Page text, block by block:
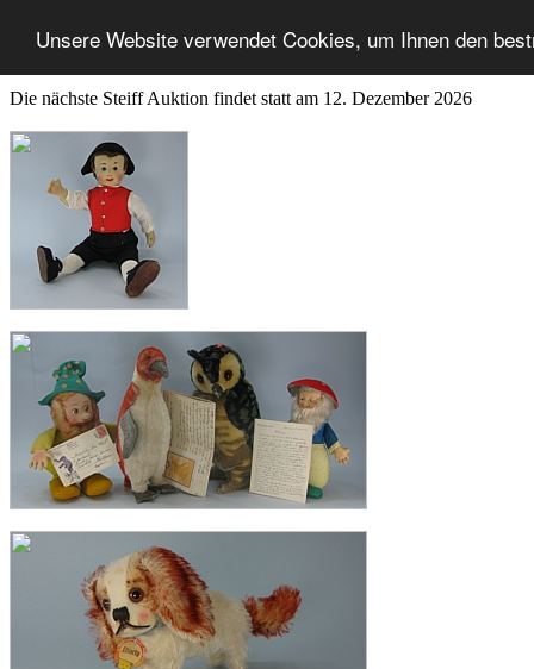
Unsere Website verwendet Cookies, um Ihnen den
Die nächste Steiff Auktion findet statt am 12. Dezember 2026